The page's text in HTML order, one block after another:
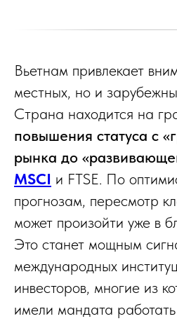
Вьетнам привлекает
местных, но и
Страна находится на
повышения статуса с
рынка до
MSCI и FTSE. По
прогнозам, пересмотр
может произойти уже в
Это станет мощным
международных
инвесторов, многие из
имели мандата